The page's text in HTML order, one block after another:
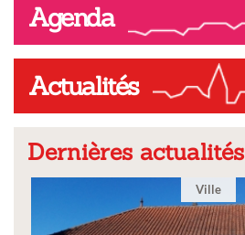
Agenda
Actualités
Dernières actualités
Ville